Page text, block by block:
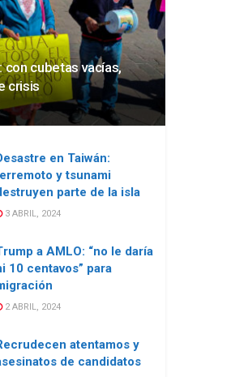
con cubetas vacías,
crisis
en Taiwán:
y tsunami
parte de la isla
3 ABRIL, 2024
a AMLO: “no le daría
10 centavos” para
2 ABRIL, 2024
atentamos y
de candidatos